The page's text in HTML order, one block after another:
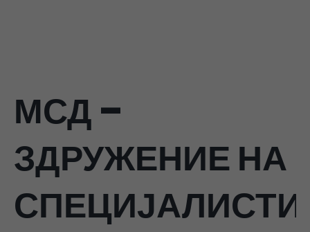
МСД –
ЗДРУЖЕНИЕ НА
СПЕЦИЈАЛИСТИ